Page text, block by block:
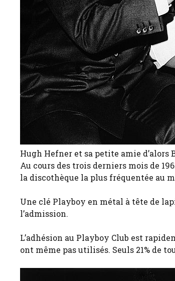
Hugh Hefner et sa petite amie d’alors
Au cours des trois derniers mois de
la discothèque la plus fréquentée au
Une clé Playboy en métal à tête de
l’admission.
L’adhésion au Playboy Club est
ont même pas utilisés. Seuls 21% de